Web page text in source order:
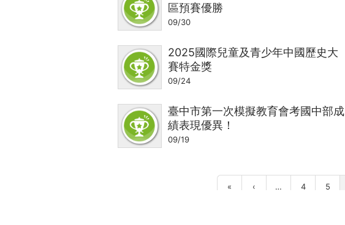
區預賽優勝
09/30
2025國際兒童及青少年中國歷史大
賽特金獎
09/24
臺中市第一次模擬教育會考國中部成
績表現優異！
09/19
« ‹ … 4 5